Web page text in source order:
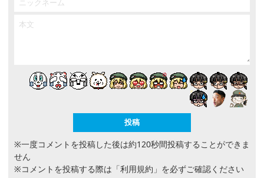
※一度コメントを投稿した後は約120秒間投稿することができま
せん
※コメントを投稿する際は 「利用規約」 を必ずご確認ください